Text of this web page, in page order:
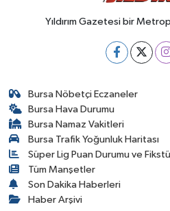
Yıldırım Gazetesi bir
Bursa Nöbetçi Eczaneler
Bursa Hava Durumu
Bursa Namaz Vakitleri
Bursa Trafik Yoğunluk Haritası
Süper Lig Puan Durumu ve
Tüm Manşetler
Son Dakika Haberleri
Haber Arşivi